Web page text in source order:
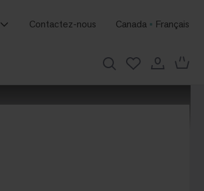
Contactez-nous Canada Français